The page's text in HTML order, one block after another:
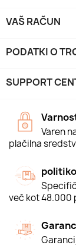
VAŠ RAČUN
PODATKI O
SUPPORT
Varen
plačilna
več kot 48.000